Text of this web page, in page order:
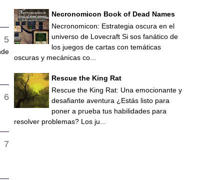
Necronomicon Book of Dead Names
Necronomicon: Estrategia oscura en el
universo de Lovecraft Si sos fanático de
los juegos de cartas con temáticas
oscuras y mecánicas co...
Rescue the King Rat
Rescue the King Rat: Una emocionante y
desafiante aventura ¿Estás listo para
poner a prueba tus habilidades para
resolver problemas? Los ju...